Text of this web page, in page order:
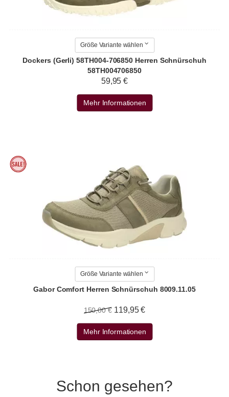
Größe Variante wählen
Dockers (Gerli) 58TH004-706850 Herren Schnürschuh
58TH004706850
59,95 €
Mehr Informationen
Größe Variante wählen
Gabor Comfort Herren Schnürschuh 8009.11.05
150,00 € 119,95 €
Mehr Informationen
Schon gesehen?